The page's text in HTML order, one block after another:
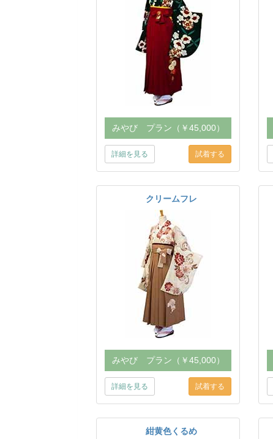
みやび プラン（￥45,000）
詳細を見る
クリームフレ
みやび プラン（￥45,000）
詳細を見る
紺黄色くるめ